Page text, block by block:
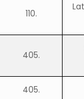
110.
405.
405.